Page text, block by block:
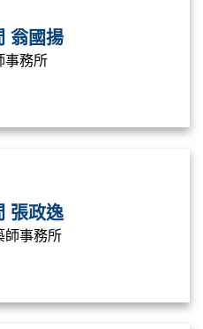
翁國揚
事務所
張政逸
師事務所